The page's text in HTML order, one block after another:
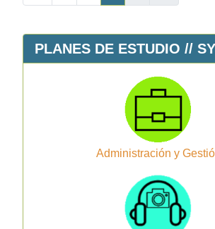
PLANES DE ESTUDIO //
Administración y